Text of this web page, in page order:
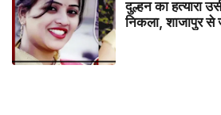
दुल्हन का हत्यारा
निकला, शाजापुर से